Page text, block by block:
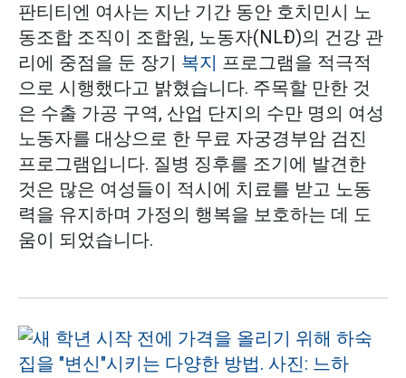
판티티엔 여사는 지난 기간 동안 호치민시 노
동조합 조직이 조합원, 노동자(NLĐ)의 건강 관
리에 중점을 둔 장기 복지 프로그램을 적극적
으로 시행했다고 밝혔습니다. 주목할 만한 것
은 수출 가공 구역, 산업 단지의 수만 명의 여성
노동자를 대상으로 한 무료 자궁경부암 검진
프로그램입니다. 질병 징후를 조기에 발견한
것은 많은 여성들이 적시에 치료를 받고 노동
력을 유지하며 가정의 행복을 보호하는 데 도
움이 되었습니다.